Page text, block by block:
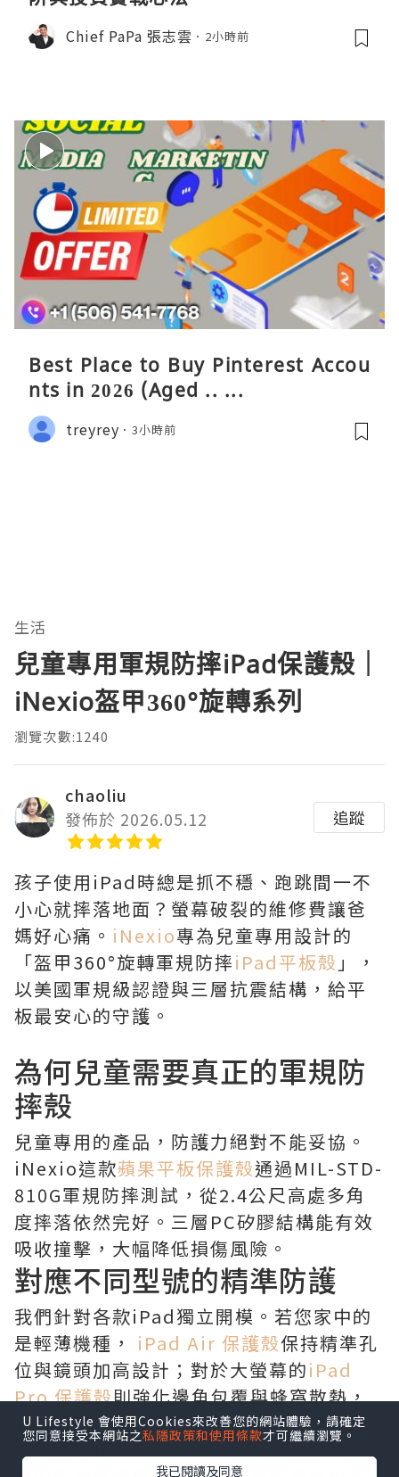
Chief PaPa 張志雲 2小時前
Best Place to Buy Pinterest Accou
nts in 2026 (Aged .. ...
treyrey 3小時前
生活
兒童專用軍規防摔iPad保護殼｜
iNexio盔甲360°旋轉系列
瀏覽次數:1240
chaoliu
發佈於 2026.05.12
追蹤
孩子使用iPad時總是抓不穩、跑跳間一不
小心就摔落地面？螢幕破裂的維修費讓爸
媽好心痛。 iNexio專為兒童專用設計的
「盔甲360°旋轉軍規防摔iPad平板殼 」，
以美國軍規級認證與三層抗震結構，給平
板最安心的守護。
為何兒童需要真正的軍規防
摔殼
兒童專用的產品，防護力絕對不能妥協。
iNexio這款蘋果平板保護殼通過MIL-STD-
810G軍規防摔測試，從2.4公尺高處多角
度摔落依然完好。三層PC矽膠結構能有效
吸收撞擊，大幅降低損傷風險。
對應不同型號的精準防護
我們針對各款iPad獨立開模。若您家中的
是輕薄機種， iPad Air 保護殼保持精準孔
位與鏡頭加高設計；對於大螢幕的iPad
Pro 保護殼則強化邊角包覆與蜂窩散熱，
長時間使用不發燙。而小手更容易掌握的
小尺寸平板，iPad Mini 保護殼在完整防
U Lifestyle 會使用Cookies來改善您的網站體驗，請確定
您同意接受本網站之私隱政策和使用條款才可繼續瀏覽。
我已閱讀及同意